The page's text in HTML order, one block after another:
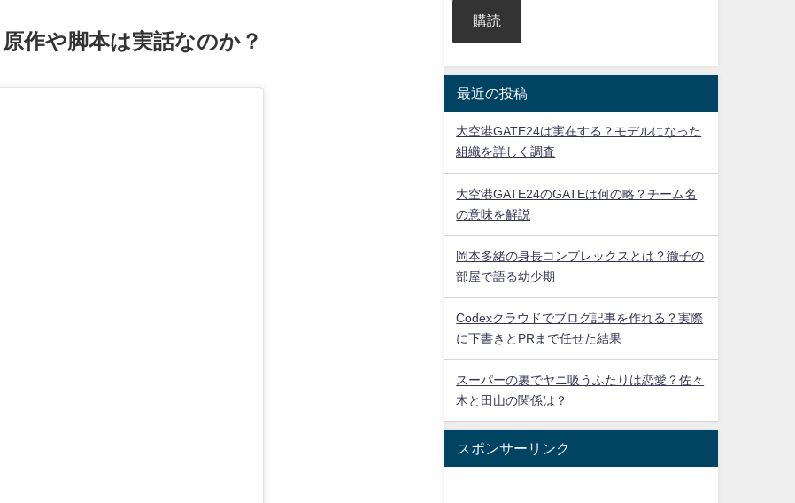
原作や脚本は実話なのか？
購読
最近の投稿
大空港GATE24は実在する？モデルになった
組織を詳しく調査
大空港GATE24のGATEは何の略？チーム名
の意味を解説
岡本多緒の身長コンプレックスとは？徹子の
部屋で語る幼少期
Codexクラウドでブログ記事を作れる？実際
に下書きとPRまで任せた結果
スーパーの裏でヤニ吸うふたりは恋愛？佐々
木と田山の関係は？
スポンサーリンク